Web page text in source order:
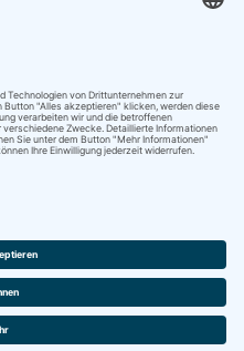
Olympic Committee